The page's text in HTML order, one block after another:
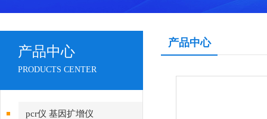
产品中心
PRODUCTS CENTER
pcr仪 基因扩增仪
产品中心